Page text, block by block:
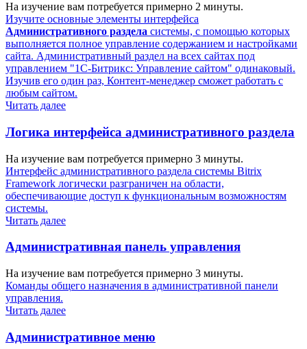
На изучение вам потребуется примерно 2 минуты.
Изучите основные элементы интерфейса
Административного раздела системы, с помощью которых
выполняется полное управление содержанием и настройками
сайта. Административный раздел на всех сайтах под
управлением "1С-Битрикс: Управление сайтом" одинаковый.
Изучив его один раз, Контент-менеджер сможет работать с
любым сайтом.
Читать далее
Логика интерфейса административного раздела
На изучение вам потребуется примерно 3 минуты.
Интерфейс административного раздела системы Bitrix
Framework логически разграничен на области,
обеспечивающие доступ к функциональным возможностям
системы.
Читать далее
Административная панель управления
На изучение вам потребуется примерно 3 минуты.
Команды общего назначения в административной панели
управления.
Читать далее
Административное меню